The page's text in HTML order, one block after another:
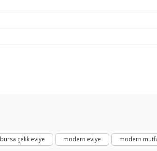
Yorum Yaz
bursa çelik eviye modern eviye
modern